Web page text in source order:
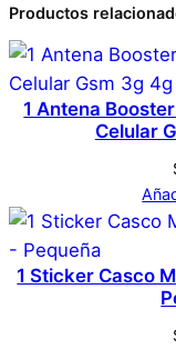
Marca
0
Sticker
Faros De
Yamaha
No hay
registrados que
producto pueden
Productos
1 Antena
Celular
1 Sticker Casco